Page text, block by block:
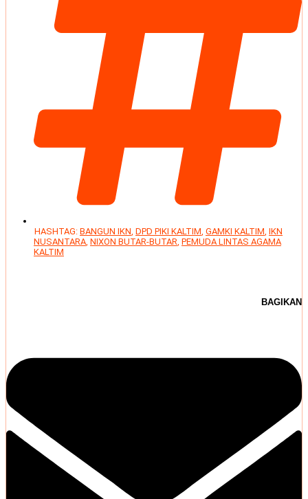
HASHTAG: BANGUN IKN, DPD PIKI KALTIM, GAMKI KALTIM, IKN
NUSANTARA, NIXON BUTAR-BUTAR, PEMUDA LINTAS AGAMA
KALTIM
BAGIKAN